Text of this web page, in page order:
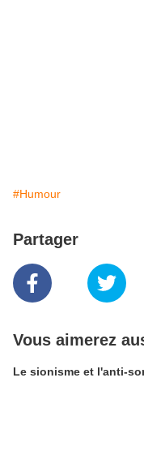
#Humour
Partager
Vous aimerez
Le sionisme et l'anti-